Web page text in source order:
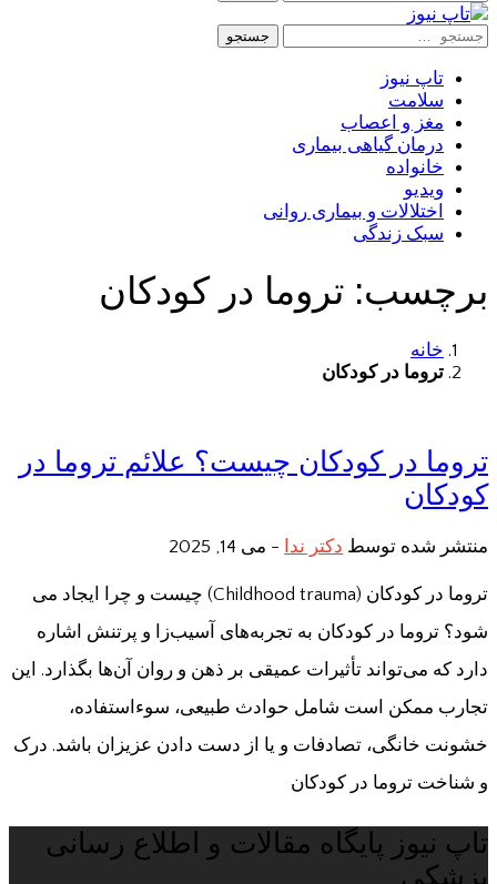
جستجو
تاپ نیوز
سلامت
مغز و اعصاب
درمان گیاهی بیماری
خانواده
ویدیو
اختلالات و بیماری روانی
سبک زندگی
برچسب: تروما در کودکان
خانه
تروما در کودکان
تروما در کودکان چیست؟ علائم تروما در
کودکان
منتشر شده توسط دکتر ندا - می 14, 2025
تروما در کودکان (Childhood trauma) چیست و چرا ایجاد می
شود؟ تروما در کودکان به تجربه‌های آسیب‌زا و پرتنش اشاره
دارد که می‌تواند تأثیرات عمیقی بر ذهن و روان آن‌ها بگذارد. این
تجارب ممکن است شامل حوادث طبیعی، سوءاستفاده،
خشونت خانگی، تصادفات و یا از دست دادن عزیزان باشد. درک
و شناخت تروما در کودکان
تاپ نیوز پایگاه مقالات و اطلاع رسانی
پزشکی